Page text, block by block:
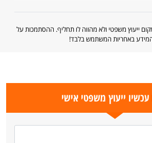
ייעוץ משפטי ולא מהווה לו תחליף. ההסתמכות על
באחריות המשתמש בלבד!
עכשיו ייעוץ משפטי אישי